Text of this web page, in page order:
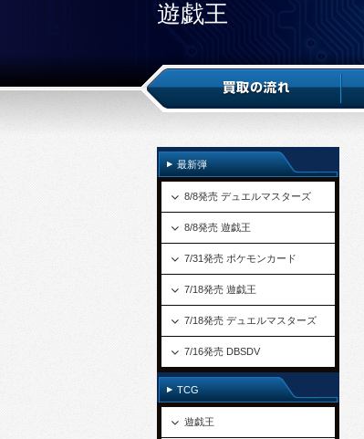
遊戯王
最新弾
8/8発売 デュエルマスターズ
8/8発売 遊戯王
7/31発売 ポケモンカード
7/18発売 遊戯王
7/18発売 デュエルマスターズ
7/16発売 DBSDV
TCG
遊戯王